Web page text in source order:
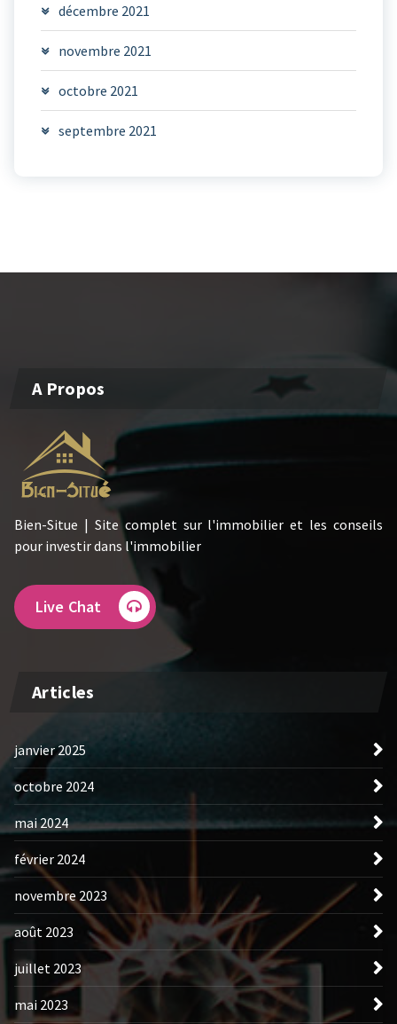
décembre 2021
novembre 2021
octobre 2021
septembre 2021
A Propos
Bien-Situe | Site complet sur l'immobilier et les conseils
pour investir dans l'immobilier
Live Chat
Articles
janvier 2025
octobre 2024
mai 2024
février 2024
novembre 2023
août 2023
juillet 2023
mai 2023